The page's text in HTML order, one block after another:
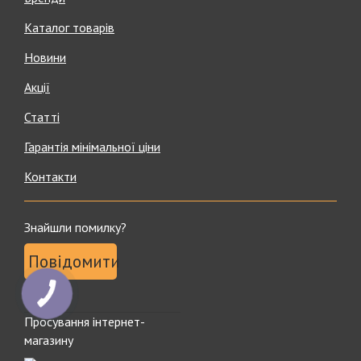
Каталог товарів
Новини
Акції
Статті
Гарантія мінімальної ціни
Контакти
Знайшли помилку?
Повідомити
Просування інтернет-
магазину